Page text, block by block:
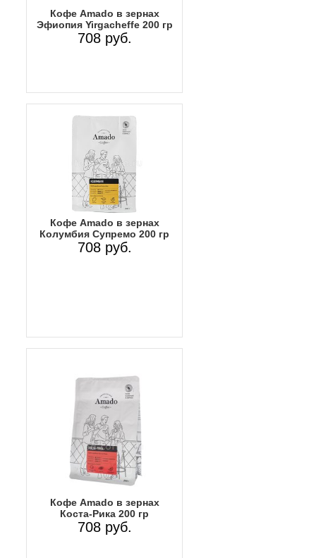
Кофе Amado в зернах
Эфиопия Yirgacheffe 200 гр
708 руб.
Кофе Amado в зернах
Колумбия Супремо 200 гр
708 руб.
Кофе Amado в зернах
Коста-Рика 200 гр
708 руб.